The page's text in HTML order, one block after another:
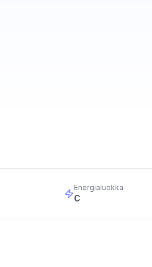
Energialuokka
C